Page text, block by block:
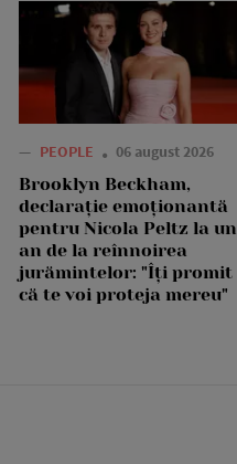
— PEOPLE 06 august 2026
Brooklyn Beckham,
declarație emoționantă
pentru Nicola Peltz la un
an de la reînnoirea
jurămintelor: "Îți promit
că te voi proteja mereu"